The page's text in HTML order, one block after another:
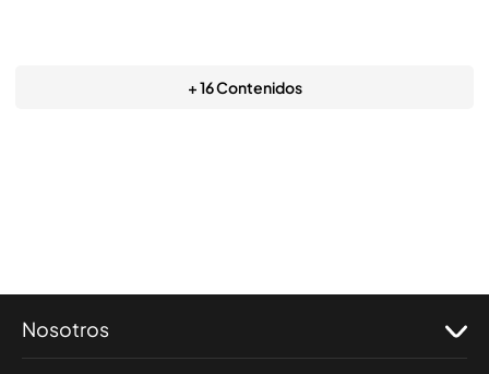
+ 16 Contenidos
Nosotros